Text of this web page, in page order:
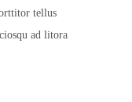
tellus
ad litora